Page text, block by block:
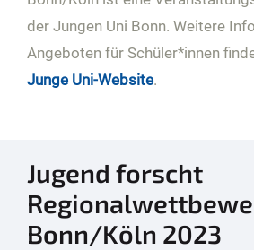
der Jungen Uni Bonn. Weitere
Angeboten für Schüler*innen
Junge Uni-Website.
Jugend forscht
Bonn/Köln 2023